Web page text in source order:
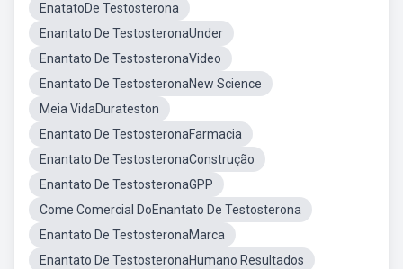
EnatatoDe Testosterona
Enantato De TestosteronaUnder
Enantato De TestosteronaVideo
Enantato De TestosteronaNew Science
Meia VidaDurateston
Enantato De TestosteronaFarmacia
Enantato De TestosteronaConstrução
Enantato De TestosteronaGPP
Come Comercial DoEnantato De Testosterona
Enantato De TestosteronaMarca
Enantato De TestosteronaHumano Resultados